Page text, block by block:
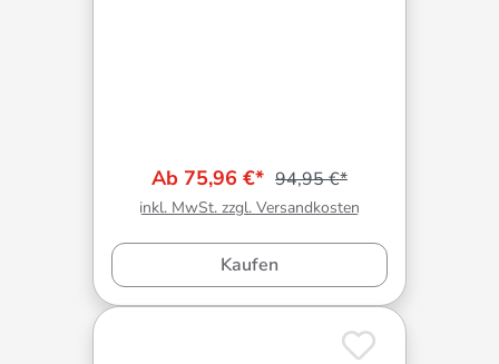
Ab 75,96 €* 94,95 €*
inkl. MwSt. zzgl. Versandkosten
Kaufen